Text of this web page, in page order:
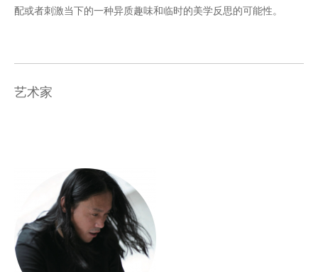
配或者刺激当下的一种异质趣味和临时的美学反思的可能性。
艺术家